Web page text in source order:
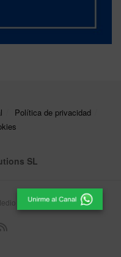
Política de privacidad
SL
de Comunicación